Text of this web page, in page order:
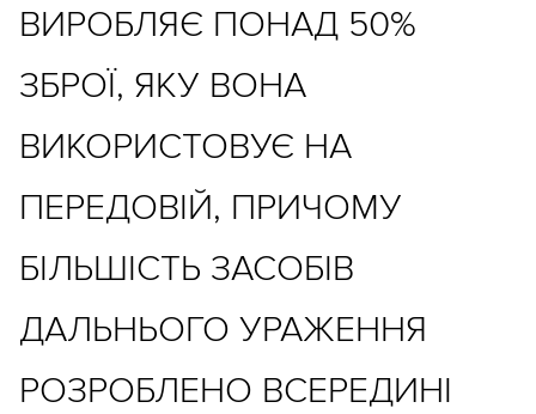
ВИРОБЛЯЄ ПОНАД 50%
ЗБРОЇ, ЯКУ ВОНА
ВИКОРИСТОВУЄ НА
ПЕРЕДОВІЙ, ПРИЧОМУ
БІЛЬШІСТЬ ЗАСОБІВ
ДАЛЬНЬОГО УРАЖЕННЯ
РОЗРОБЛЕНО ВСЕРЕДИНІ